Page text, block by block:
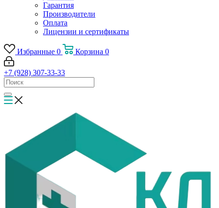
Гарантия
Производители
Оплата
Лицензии и сертификаты
Избранные 0 Корзина 0
+7 (928) 307-33-33